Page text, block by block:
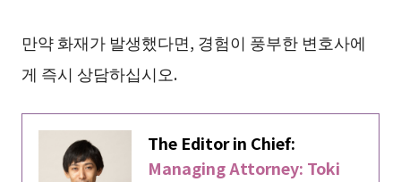
만약 화재가 발생했다면, 경험이 풍부한 변호사에
게 즉시 상담하십시오.
The Editor in Chief:
Managing Attorney: Toki